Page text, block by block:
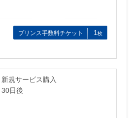
プリンス手数料チケット 1 枚
新規サービス購入
30日後